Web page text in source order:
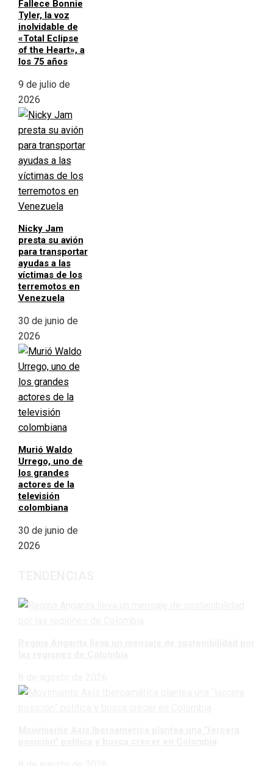
Fallece Bonnie
Tyler, la voz
inolvidable de
«Total Eclipse
of the Heart», a
los 75 años
9 de julio de
2026
Nicky Jam
presta su avión
para transportar
ayudas a las
víctimas de los
terremotos en
Venezuela
30 de junio de
2026
Murió Waldo
Urrego, uno de
los grandes
actores de la
televisión
colombiana
30 de junio de
2026